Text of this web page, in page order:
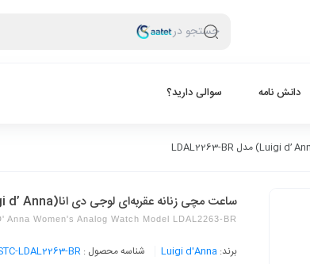
جستجو در
دانش نامه سوالی دارید؟
ساعت مچی زنانه عقربه‌ای لوجی دی انا(Luigi d’ Anna) مدل LDAL2263-BR
Anna Women's Analog Watch Model LDAL2263-BR
برند: Luigi d'Anna شناسه محصول :LDAL2263-BR